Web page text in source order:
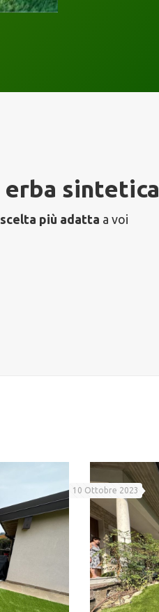
erba sintetica
scelta più adatta a voi
10 Ottobre 2023